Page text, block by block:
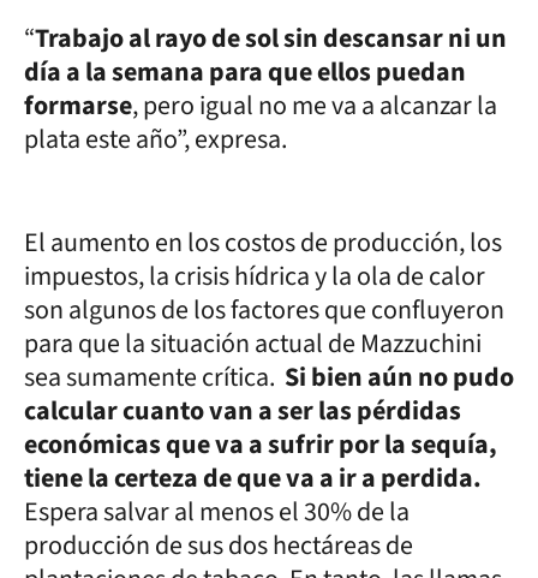
“Trabajo al rayo de sol sin descansar ni un
día a la semana para que ellos puedan
formarse, pero igual no me va a alcanzar la
plata este año”, expresa.
El aumento en los costos de producción, los
impuestos, la crisis hídrica y la ola de calor
son algunos de los factores que confluyeron
para que la situación actual de Mazzuchini
sea sumamente crítica. Si bien aún no pudo
calcular cuanto van a ser las pérdidas
económicas que va a sufrir por la sequía,
tiene la certeza de que va a ir a perdida.
Espera salvar al menos el 30% de la
producción de sus dos hectáreas de